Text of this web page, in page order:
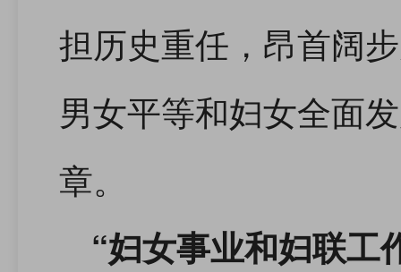
担历史重任，昂首阔
男女平等和妇女全面
章。
“妇女事业和妇联工